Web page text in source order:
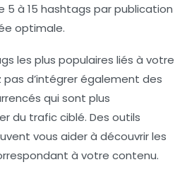
5 à 15 hashtags par publication
optimale.
les plus populaires liés à votre
pas d’intégrer également des
qui sont plus
du trafic ciblé. Des outils
vous aider à découvrir les
à votre contenu.